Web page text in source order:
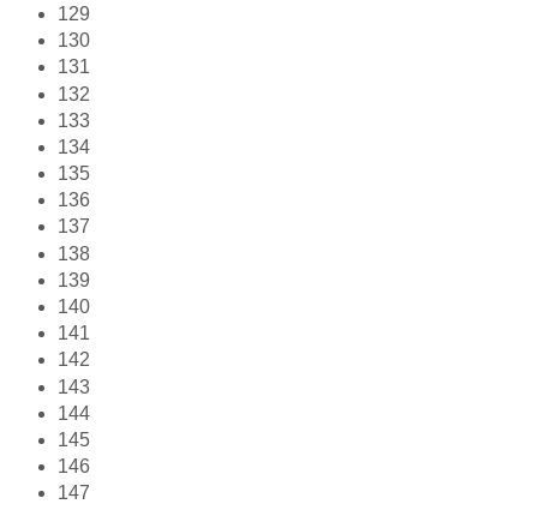
129
130
131
132
133
134
135
136
137
138
139
140
141
142
143
144
145
146
147